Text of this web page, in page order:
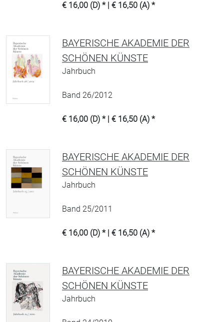
€ 16,00 (D) * | € 16,50 (A) *
BAYERISCHE AKADEMIE DER
SCHÖNEN KÜNSTE
Jahrbuch
Band 26/2012
€ 16,00 (D) * | € 16,50 (A) *
BAYERISCHE AKADEMIE DER
SCHÖNEN KÜNSTE
Jahrbuch
Band 25/2011
€ 16,00 (D) * | € 16,50 (A) *
BAYERISCHE AKADEMIE DER
SCHÖNEN KÜNSTE
Jahrbuch